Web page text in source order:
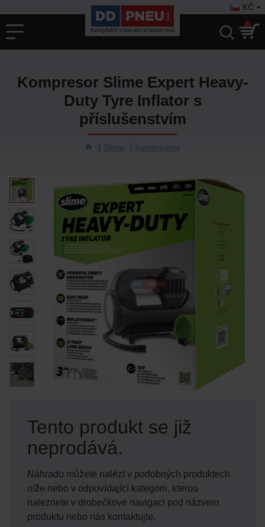
KČ
0
Slime Kompresory
Kompresor Slime Expert Heavy-
Duty Tyre Inflator s
příslušenstvím
Tento produkt se již
neprodává.
Náhradu můžete nalézt v podobných produktech
níže nebo v odpovídající kategorii, kterou
naleznete v drobečkové navigaci pod názvem
produktu nebo nás kontaktujte.